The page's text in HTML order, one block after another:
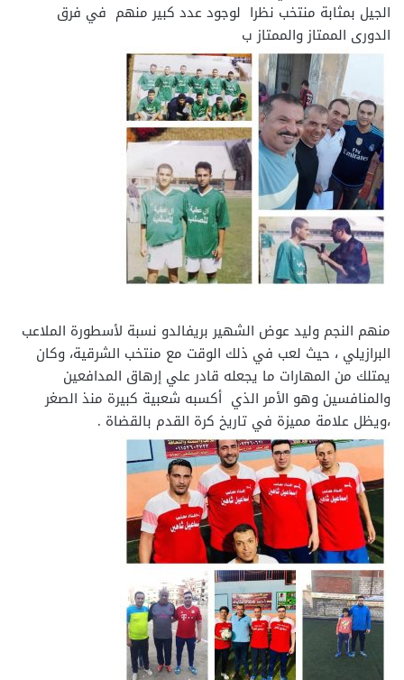
الجيل بمثابة منتخب نظرا لوجود عدد كبير منهم في فرق
الدورى الممتاز والممتاز ب
منهم النجم وليد عوض الشهير بريفالدو نسبة لأسطورة الملاعب
البرازيلي ، حيث لعب في ذلك الوقت مع منتخب الشرقية، وكان
يمتلك من المهارات ما يجعله قادر علي إرهاق المدافعين
والمنافسين وهو الأمر الذي أكسبه شعبية كبيرة منذ الصغر
،ويظل علامة مميزة في تاريخ كرة القدم بالقضاة .